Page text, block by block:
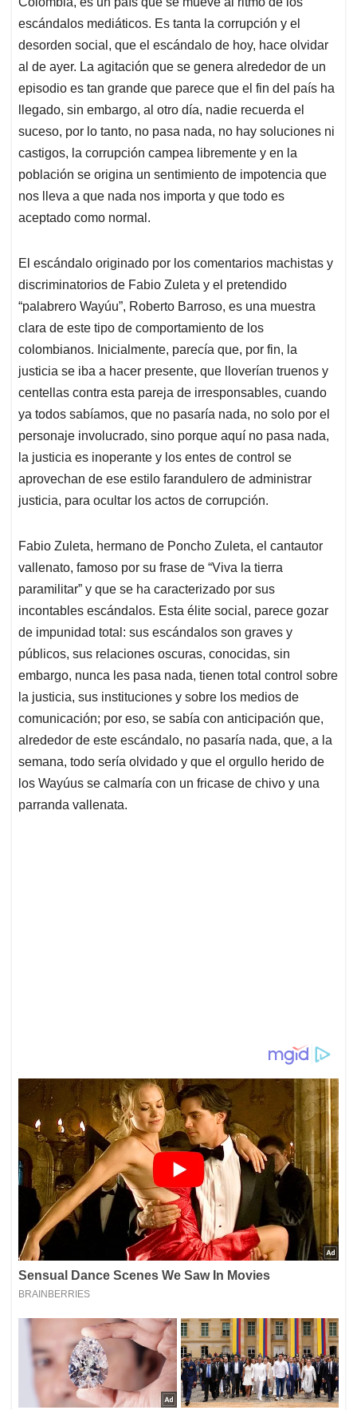
s
A
p
p
b
o
o
k
e
d
I
n
l
a
d
s
escándalos mediáticos. Es tanta la corrupción y el
desorden social, que el escándalo de hoy, hace olvidar
al de ayer. La agitación que se genera alrededor de un
episodio es tan grande que parece que el fin del país ha
llegado, sin embargo, al otro día, nadie recuerda el
suceso, por lo tanto, no pasa nada, no hay soluciones ni
castigos, la corrupción campea libremente y en la
población se origina un sentimiento de impotencia que
nos lleva a que nada nos importa y que todo es
aceptado como normal.
El escándalo originado por los comentarios machistas y
discriminatorios de Fabio Zuleta y el pretendido
“palabrero Wayúu”, Roberto Barroso, es una muestra
clara de este tipo de comportamiento de los
colombianos. Inicialmente, parecía que, por fin, la
justicia se iba a hacer presente, que lloverían truenos y
centellas contra esta pareja de irresponsables, cuando
ya todos sabíamos, que no pasaría nada, no solo por el
personaje involucrado, sino porque aquí no pasa nada,
la justicia es inoperante y los entes de control se
aprovechan de ese estilo farandulero de administrar
justicia, para ocultar los actos de corrupción.
Fabio Zuleta, hermano de Poncho Zuleta, el cantautor
vallenato, famoso por su frase de “Viva la tierra
paramilitar” y que se ha caracterizado por sus
incontables escándalos. Esta élite social, parece gozar
de impunidad total: sus escándalos son graves y
públicos, sus relaciones oscuras, conocidas, sin
embargo, nunca les pasa nada, tienen total control sobre
la justicia, sus instituciones y sobre los medios de
comunicación; por eso, se sabía con anticipación que,
alrededor de este escándalo, no pasaría nada, que, a la
semana, todo sería olvidado y que el orgullo herido de
los Wayúus se calmaría con un fricase de chivo y una
parranda vallenata.